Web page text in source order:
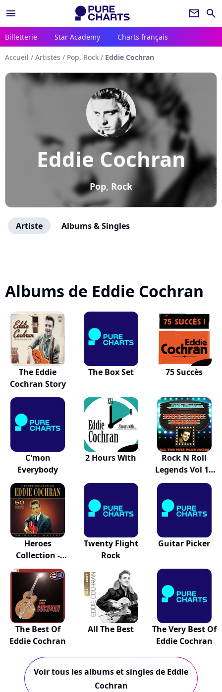
menu newsletter search
Billetterie Star Academy Charts français
Accueil / Artistes / Pop, Rock / Eddie Cochran
Eddie Cochran
Pop, Rock
Artiste Albums & Singles
Albums de Eddie Cochran
The Eddie
Cochran Story
The Box Set 75 Succès
C'mon
Everybody
2 Hours With
Rock N Roll
Legends Vol 1 -
E...
Heroes
Collection -
Eddie Coc...
Twenty Flight
Rock
Guitar Picker
The Best Of
Eddie Cochran
All The Best
The Very Best Of
Eddie Cochran
Voir tous les albums et singles de Eddie
Cochran